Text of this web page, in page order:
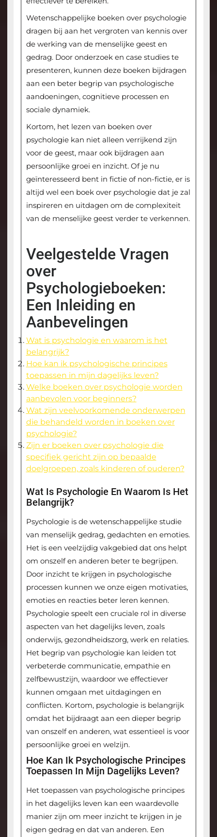
Wetenschappelijke boeken over psychologie
dragen bij aan het vergroten van kennis over
de werking van de menselijke geest en
gedrag. Door onderzoek en case studies te
presenteren, kunnen deze boeken bijdragen
aan een beter begrip van psychologische
aandoeningen, cognitieve processen en
sociale dynamiek.
Kortom, het lezen van boeken over
psychologie kan niet alleen verrijkend zijn
voor de geest, maar ook bijdragen aan
persoonlijke groei en inzicht. Of je nu
geïnteresseerd bent in fictie of non-fictie, er is
altijd wel een boek over psychologie dat je zal
inspireren en uitdagen om de complexiteit
van de menselijke geest verder te verkennen.
Veelgestelde Vragen
over
Psychologieboeken:
Een Inleiding en
Aanbevelingen
Wat is psychologie en waarom is het
belangrijk?
Hoe kan ik psychologische principes
toepassen in mijn dagelijks leven?
Welke boeken over psychologie worden
aanbevolen voor beginners?
Wat zijn veelvoorkomende onderwerpen
die behandeld worden in boeken over
psychologie?
Zijn er boeken over psychologie die
specifiek gericht zijn op bepaalde
doelgroepen, zoals kinderen of ouderen?
Wat Is Psychologie En Waarom Is Het
Belangrijk?
Psychologie is de wetenschappelijke studie
van menselijk gedrag, gedachten en emoties.
Het is een veelzijdig vakgebied dat ons helpt
om onszelf en anderen beter te begrijpen.
Door inzicht te krijgen in psychologische
processen kunnen we onze eigen motivaties,
emoties en reacties beter leren kennen.
Psychologie speelt een cruciale rol in diverse
aspecten van het dagelijks leven, zoals
onderwijs, gezondheidszorg, werk en relaties.
Het begrip van psychologie kan leiden tot
verbeterde communicatie, empathie en
zelfbewustzijn, waardoor we effectiever
kunnen omgaan met uitdagingen en
conflicten. Kortom, psychologie is belangrijk
omdat het bijdraagt aan een dieper begrip
van onszelf en anderen, wat essentieel is voor
persoonlijke groei en welzijn.
Hoe Kan Ik Psychologische Principes
Toepassen In Mijn Dagelijks Leven?
Het toepassen van psychologische principes
in het dagelijks leven kan een waardevolle
manier zijn om meer inzicht te krijgen in je
eigen gedrag en dat van anderen. Een